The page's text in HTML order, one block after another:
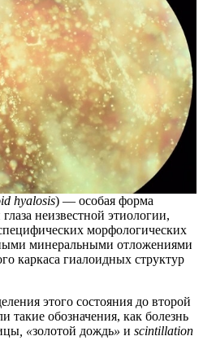
hyalosis) — особая форма
неизвестной этиологии,
морфологических
минеральными отложениями
каркаса гиалоидных структур
этого состояния до второй
обозначения, как болезнь
, «золотой дождь» и scintillation